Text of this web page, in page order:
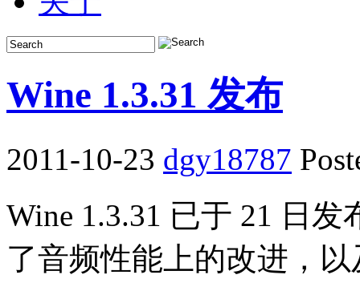
Wine 1.3.31 发布
2011-10-23 dgy18787
Wine 1.3.31 已于 21 日
了音频性能上的改进，